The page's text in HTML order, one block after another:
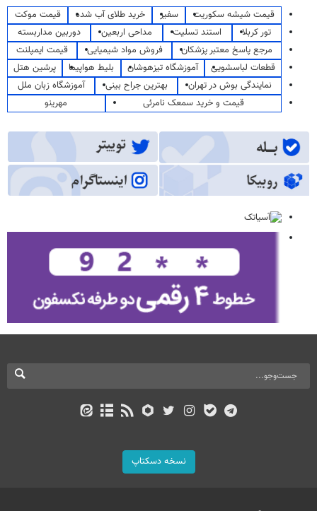
قیمت شیشه سکوریت سفیر خرید طلای آب شده
قیمت موکت
تور کربلا
استند تسلیت مداحی اربعین
دوربین مداربسته
مرجع پاسخ معتبر پزشکان
فروش مواد شیمیایی
قیمت ایمپلنت
قطعات لباسشویی
آموزشگاه تیزهوشان بلیط هواپیما
پرشین هتل
نمایندگی بوش در تهران
بهترین جراح بینی
آموزشگاه زبان ملل
قیمت و خرید سمعک نامرئی
مهرینو
نسخه دسکتاپ